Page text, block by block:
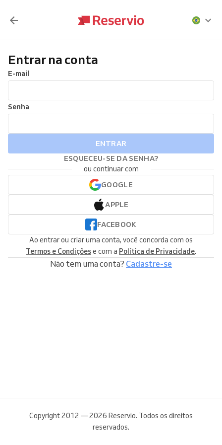
Entrar na conta
E-mail
Senha
ENTRAR
ESQUECEU-SE DA SENHA?
ou continuar com
GOOGLE
APPLE
FACEBOOK
Ao entrar ou criar uma conta, você concorda com os
Termos e Condiçõese com a Política de Privacidade.
Não tem uma conta? Cadastre-se
Copyright 2012 — 2026 Reservio. Todos os direitos
reservados.